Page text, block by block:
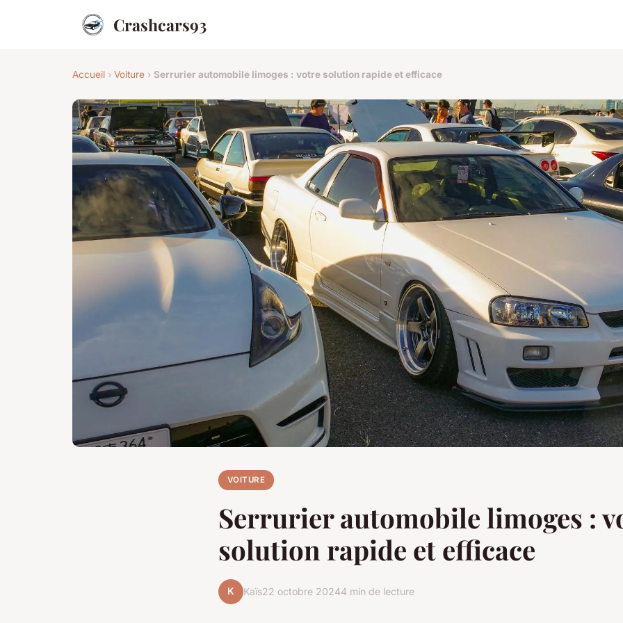
Crashcars93
Accueil › Voiture › Serrurier automobile limoges : votre solution rapide et efficace
VOITURE
Serrurier automobile limoges :
solution rapide et efficace
K Kaïs22 octobre 20244 min de lecture